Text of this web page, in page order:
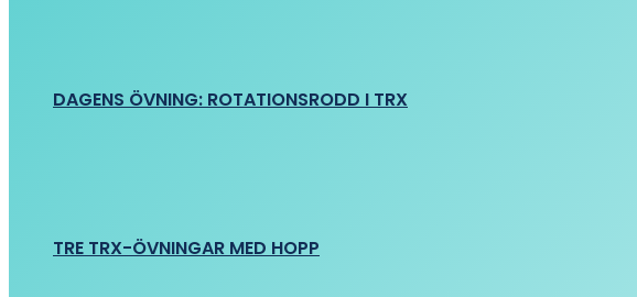
DAGENS ÖVNING: ROTATIONSRODD I TRX
TRE TRX-ÖVNINGAR MED HOPP